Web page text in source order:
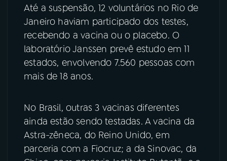
Até a suspensão, 12 voluntários no Rio de
Janeiro haviam participado dos testes,
recebendo a vacina ou o placebo. O
laboratório Janssen prevê estudo em 11
estados, envolvendo 7.560 pessoas com
mais de 18 anos.
No Brasil, outras 3 vacinas diferentes
ainda estão sendo testadas. A vacina da
Astra-zêneca, do Reino Unido, em
parceria com a Fiocruz; a da Sinovac, da